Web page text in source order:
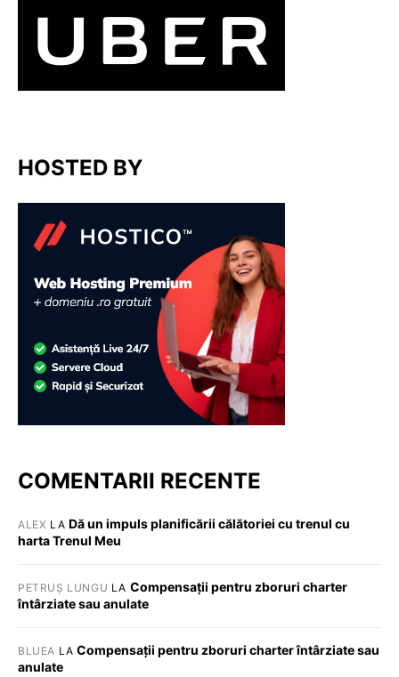
HOSTED BY
COMENTARII RECENTE
ALEX LA Dă un impuls planificării călătoriei cu trenul cu
harta Trenul Meu
PETRUȘ LUNGU LA Compensații pentru zboruri charter
întârziate sau anulate
BLUEA LACompensații pentru zboruri charter întârziate sau
anulate